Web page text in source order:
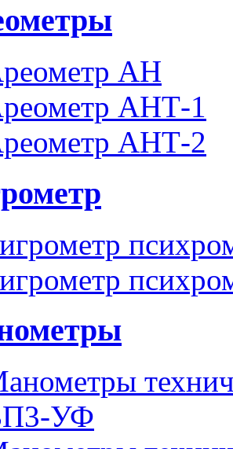
АН
АНТ-1
АНТ-2
УФ